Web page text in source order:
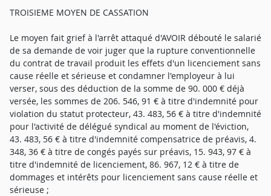
TROISIEME MOYEN DE CASSATION
Le moyen fait grief à l'arrêt attaqué d'AVOIR débouté le salarié
de sa demande de voir juger que la rupture conventionnelle
du contrat de travail produit les effets d'un licenciement sans
cause réelle et sérieuse et condamner l'employeur à lui
verser, sous des déduction de la somme de 90. 000 € déjà
versée, les sommes de 206. 546, 91 € à titre d'indemnité pour
violation du statut protecteur, 43. 483, 56 € à titre d'indemnité
pour l'activité de délégué syndical au moment de l'éviction,
43. 483, 56 € à titre d'indemnité compensatrice de préavis, 4.
348, 36 € à titre de congés payés sur préavis, 15. 943, 97 € à
titre d'indemnité de licenciement, 86. 967, 12 € à titre de
dommages et intérêts pour licenciement sans cause réelle et
sérieuse ;